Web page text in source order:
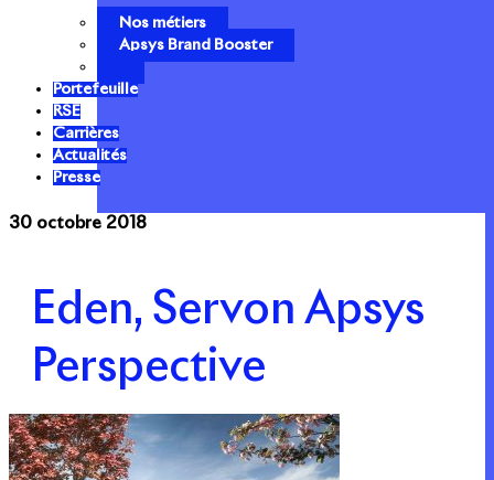
Nos métiers
Apsys Brand Booster
Portefeuille
RSE
Carrières
Actualités
Presse
30 octobre 2018
Eden, Servon Apsys
Perspective